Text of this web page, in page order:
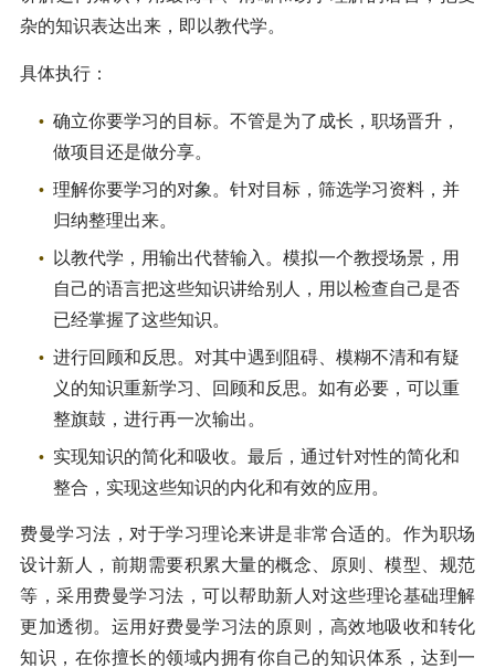
杂的知识表达出来，即以教代学。
具体执行：
确立你要学习的目标。不管是为了成长，职场晋升，
做项目还是做分享。
理解你要学习的对象。针对目标，筛选学习资料，并
归纳整理出来。
以教代学，用输出代替输入。模拟一个教授场景，用
自己的语言把这些知识讲给别人，用以检查自己是否
已经掌握了这些知识。
进行回顾和反思。对其中遇到阻碍、模糊不清和有疑
义的知识重新学习、回顾和反思。如有必要，可以重
整旗鼓，进行再一次输出。
实现知识的简化和吸收。最后，通过针对性的简化和
整合，实现这些知识的内化和有效的应用。
费曼学习法，对于学习理论来讲是非常合适的。作为职场
设计新人，前期需要积累大量的概念、原则、模型、规范
等，采用费曼学习法，可以帮助新人对这些理论基础理解
更加透彻。运用好费曼学习法的原则，高效地吸收和转化
知识，在你擅长的领域内拥有你自己的知识体系，达到一